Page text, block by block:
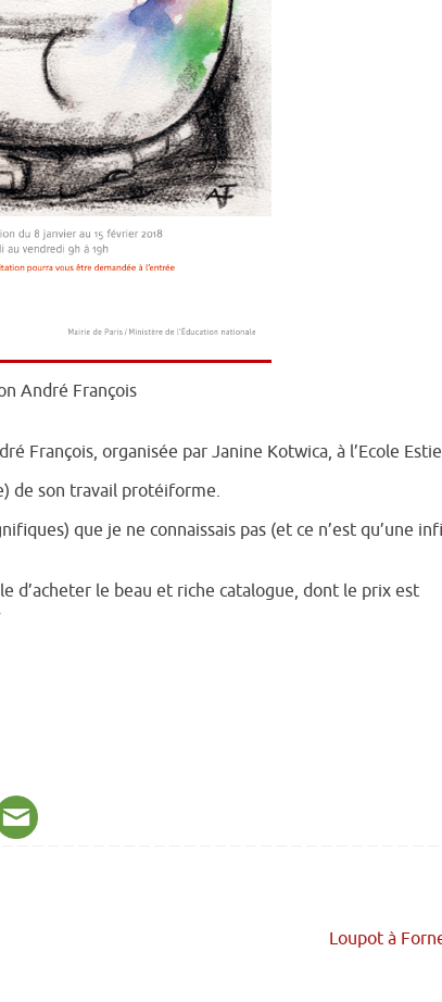
André François
François, organisée par Janine Kotwica, à l’Ecole
de son travail protéiforme.
que je ne connaissais pas (et ce n’est qu’une
d’acheter le beau et riche catalogue, dont le prix est
Loupot à